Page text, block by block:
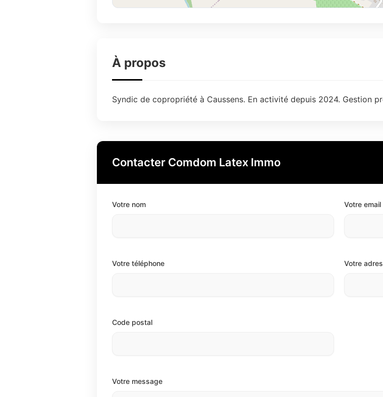
À propos
Syndic de copropriété à Caussens. En activité depuis 2024. Gestion
Contacter Comdom Latex Immo
Votre nom Votre email
Votre téléphone Votre
Code postal
Votre message